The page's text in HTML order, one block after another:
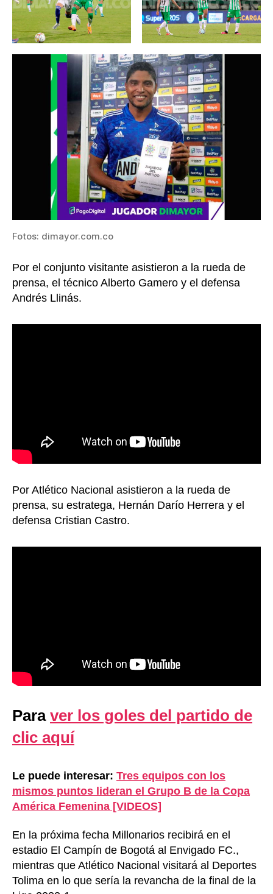
Fotos: dimayor.com.co
Por el conjunto visitante asistieron a la rueda de
prensa, el técnico Alberto Gamero y el defensa
Andrés Llinás.
Por Atlético Nacional asistieron a la rueda de
prensa, su estratega, Hernán Darío Herrera y el
defensa Cristian Castro.
Para ver los goles del partido de
clic aquí
Le puede interesar: Tres equipos con los
mismos puntos lideran el Grupo B de la Copa
América Femenina [VIDEOS]
En la próxima fecha Millonarios recibirá en el
estadio El Campín de Bogotá al Envigado FC.,
mientras que Atlético Nacional visitará al Deportes
Tolima en lo que sería la revancha de la final de la